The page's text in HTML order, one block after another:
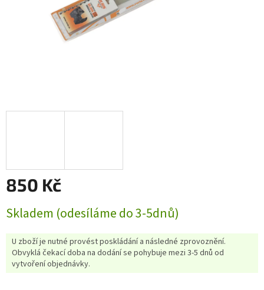
850 Kč
cena:
Skladem (odesíláme do 3-5dnů)
U zboží je nutné provést poskládání a následné zprovoznění.
Obvyklá čekací doba na dodání se pohybuje mezi 3-5 dnů od
vytvoření objednávky.